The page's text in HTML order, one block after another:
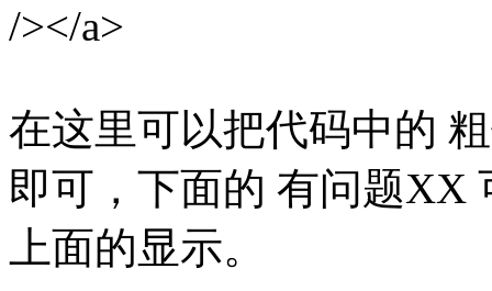
/></a>
在这里可以把代码中的
即可，下面的 有问题XX
上面的显示。